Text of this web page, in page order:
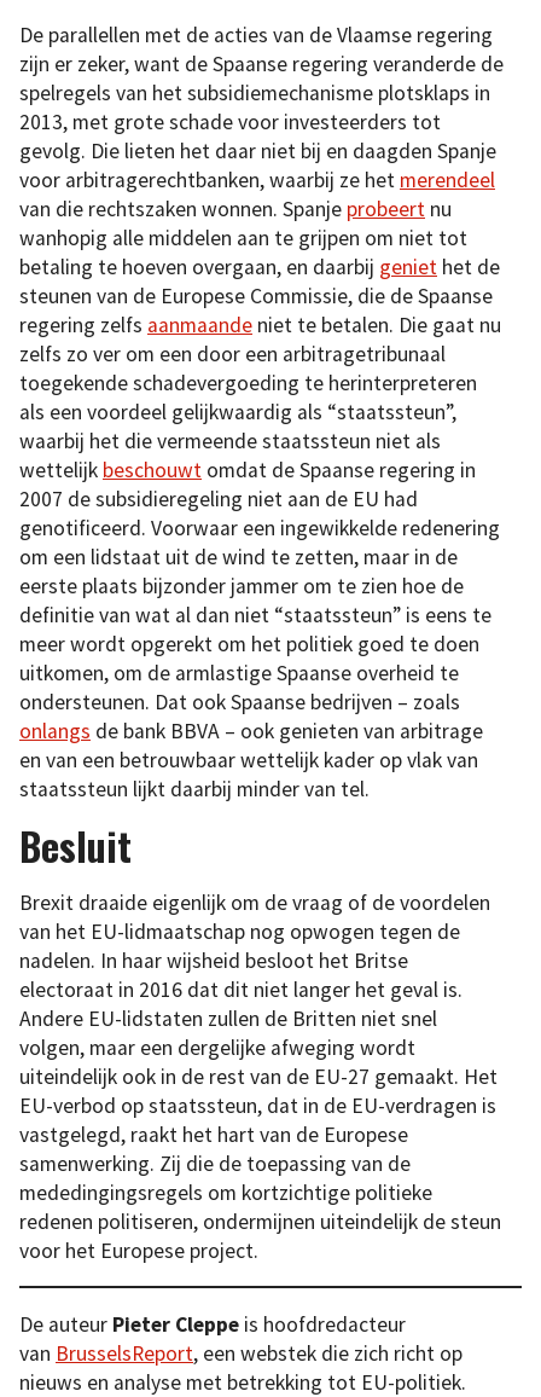
De parallellen met de acties van de Vlaamse regering
zijn er zeker, want de Spaanse regering veranderde de
spelregels van het subsidiemechanisme plotsklaps in
2013, met grote schade voor investeerders tot
gevolg. Die lieten het daar niet bij en daagden Spanje
voor arbitragerechtbanken, waarbij ze het merendeel
van die rechtszaken wonnen. Spanje probeert nu
wanhopig alle middelen aan te grijpen om niet tot
betaling te hoeven overgaan, en daarbij geniet het de
steunen van de Europese Commissie, die de Spaanse
regering zelfs aanmaande niet te betalen. Die gaat nu
zelfs zo ver om een door een arbitragetribunaal
toegekende schadevergoeding te herinterpreteren
als een voordeel gelijkwaardig als “staatssteun”,
waarbij het die vermeende staatssteun niet als
wettelijk beschouwt omdat de Spaanse regering in
2007 de subsidieregeling niet aan de EU had
genotificeerd. Voorwaar een ingewikkelde redenering
om een lidstaat uit de wind te zetten, maar in de
eerste plaats bijzonder jammer om te zien hoe de
definitie van wat al dan niet “staatssteun” is eens te
meer wordt opgerekt om het politiek goed te doen
uitkomen, om de armlastige Spaanse overheid te
ondersteunen. Dat ook Spaanse bedrijven – zoals
onlangs de bank BBVA – ook genieten van arbitrage
en van een betrouwbaar wettelijk kader op vlak van
staatssteun lijkt daarbij minder van tel.
Besluit
Brexit draaide eigenlijk om de vraag of de voordelen
van het EU-lidmaatschap nog opwogen tegen de
nadelen. In haar wijsheid besloot het Britse
electoraat in 2016 dat dit niet langer het geval is.
Andere EU-lidstaten zullen de Britten niet snel
volgen, maar een dergelijke afweging wordt
uiteindelijk ook in de rest van de EU-27 gemaakt. Het
EU-verbod op staatssteun, dat in de EU-verdragen is
vastgelegd, raakt het hart van de Europese
samenwerking. Zij die de toepassing van de
mededingingsregels om kortzichtige politieke
redenen politiseren, ondermijnen uiteindelijk de steun
voor het Europese project.
De auteur Pieter Cleppe is hoofdredacteur
van BrusselsReport, een webstek die zich richt op
nieuws en analyse met betrekking tot EU-politiek.